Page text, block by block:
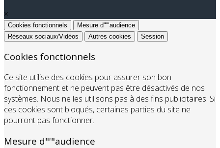
×
Cookies fonctionnels
Mesure d"'"audience
Réseaux sociaux/Vidéos
Autres cookies Session
Cookies fonctionnels
Ce site utilise des cookies pour assurer son bon
fonctionnement et ne peuvent pas être désactivés de nos
systèmes. Nous ne les utilisons pas à des fins publicitaires. Si
ces cookies sont bloqués, certaines parties du site ne
pourront pas fonctionner.
Mesure d"'"audience